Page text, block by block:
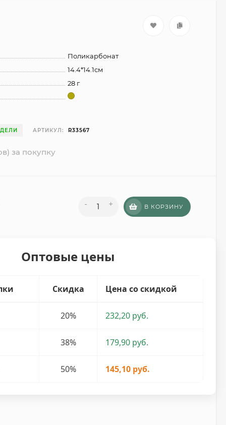
Поликарбонат
14.4*14.1см
28 г
АРТИКУЛ: R33567
за покупку
- + В КОРЗИНУ
Оптовые цены
Скидка Цена со скидкой
20% 232,20 руб.
38% 179,90 руб.
50% 145,10 руб.